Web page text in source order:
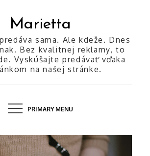
Marietta
sama. Ale kdeže. Dnes
Bez kvalitnej reklamy, to
Vyskúšajte predávať vďaka
na našej stránke.
PRIMARY MENU